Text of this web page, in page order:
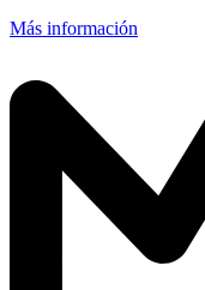
Más información